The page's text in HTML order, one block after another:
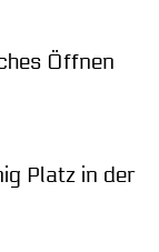
Öffnen
Platz in der